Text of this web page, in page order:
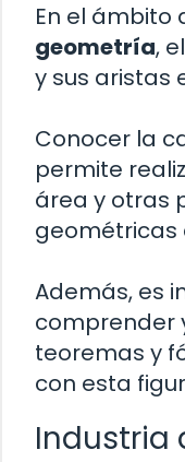
En el ámbito
geometría,
y sus aristas
Conocer la
permite
área y otras
geométricas
Además, es
comprender
teoremas y
con esta
Industria